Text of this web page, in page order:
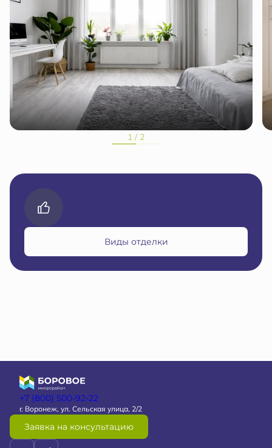
1 / 2
Виды отделки
+7 (800) 500-92-22
г. Воронеж, ул. Сельская улица, 2/2
Заявка на консультацию